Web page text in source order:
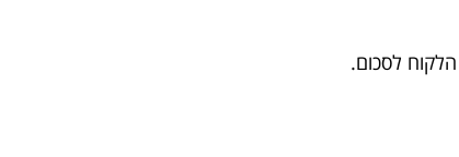
לסכום.